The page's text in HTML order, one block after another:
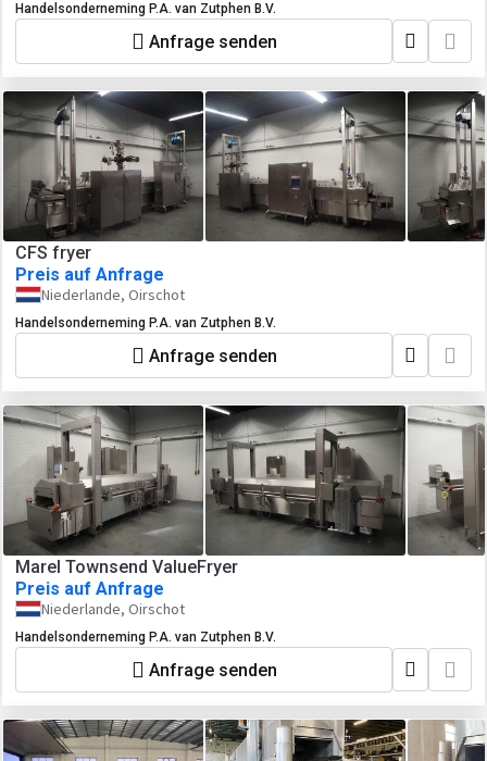
Handelsonderneming P.A. van Zutphen B.V.
Anfrage senden
CFS fryer
Preis auf Anfrage
Niederlande, Oirschot
Handelsonderneming P.A. van Zutphen B.V.
Anfrage senden
Marel Townsend ValueFryer
Preis auf Anfrage
Niederlande, Oirschot
Handelsonderneming P.A. van Zutphen B.V.
Anfrage senden